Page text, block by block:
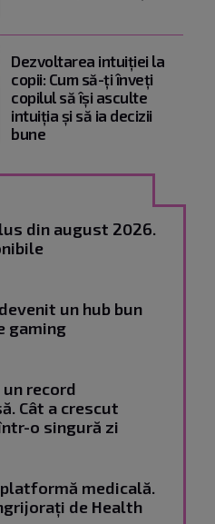
Dezvoltarea intuiției la
copii: Cum să-ți înveți
copilul să își asculte
intuiția și să ia decizii
bune
din august 2026.
un hub bun
gaming
record
Cât a crescut
o singură zi
platformă medicală.
de Health